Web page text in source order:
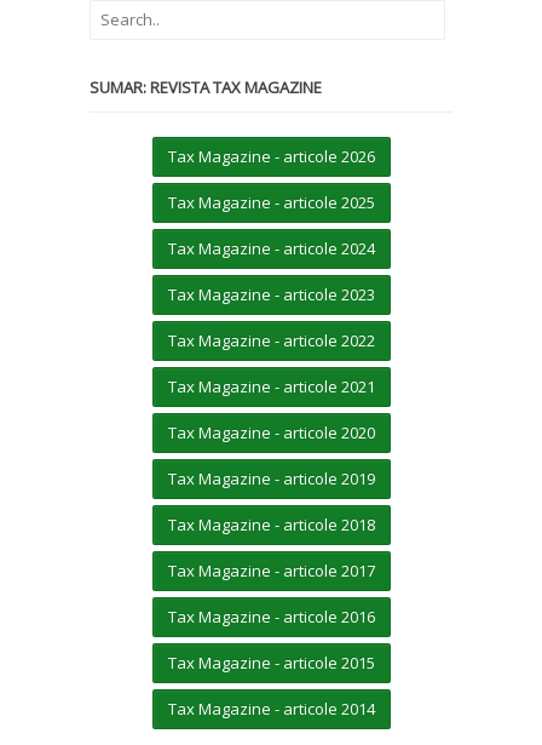
SUMAR: REVISTA TAX MAGAZINE
Tax Magazine - articole 2026
Tax Magazine - articole 2025
Tax Magazine - articole 2024
Tax Magazine - articole 2023
Tax Magazine - articole 2022
Tax Magazine - articole 2021
Tax Magazine - articole 2020
Tax Magazine - articole 2019
Tax Magazine - articole 2018
Tax Magazine - articole 2017
Tax Magazine - articole 2016
Tax Magazine - articole 2015
Tax Magazine - articole 2014